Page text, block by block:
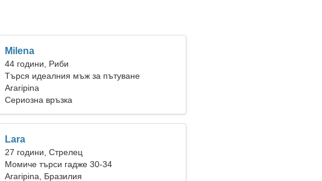
Milena
44 години, Риби
Търся идеалния мъж за пътуване
Araripina
Сериозна връзка
Lara
27 години, Стрелец
Момиче търси гадже 30-34
Araripina, Бразилия